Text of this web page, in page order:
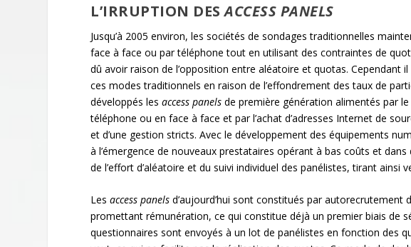
L’IRRUPTION DESACCESS PANELS
Jusqu’à 2005 environ, les sociétés de sondages traditionnelles
face à face ou par téléphone tout en utilisant des contraintes de
dû avoir raison de l’opposition entre aléatoire et quotas. Cependant
ces modes traditionnels en raison de l’effondrement des taux de
développés lesaccess panels de première génération alimentés par
téléphone ou en face à face et par l’achat d’adresses Internet de
et d’une gestion stricts. Avec le développement des équipements
à l’émergence de nouveaux prestataires opérant à bas coûts et
de l’effort d’aléatoire et du suivi individuel des panélistes, tirant ainsi
Lesaccess panels d’aujourd’hui sont constitués par autorecrutement
promettant rémunération, ce qui constitue déjà un premier biais de
questionnaires sont envoyés à un lot de panélistes en fonction des